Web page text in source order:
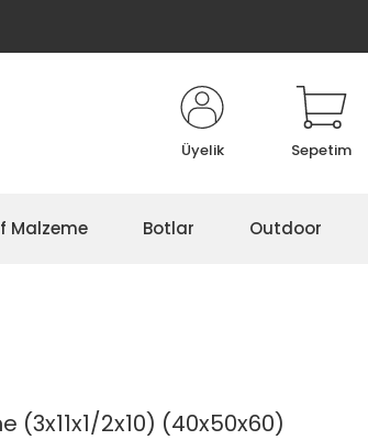
Üyelik Sepetim
Malzeme Botlar Outdoor
(3x11x1/2x10) (40x50x60)